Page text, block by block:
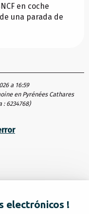
en coche
una parada de
a 16:59
en Pyrénées Cathares
: 6234768)
electrónicos !